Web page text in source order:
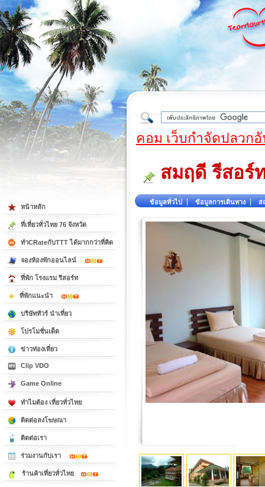
ต้
คอม เว็บกำจัดปลวก
สมฤดี รีสอร์
ข้อมูลทั่วไป ข้อมูลการเดินทาง ส
หน้าหลัก
ที่เที่ยวทั่วไทย 76 จังหวัด
ทำCRateกับTTT ได้มากกว่าที่คิด
จองห้องพักออนไลน์
ที่พัก โรงแรม รีสอร์ท
ที่พักแนะนำ
บริษัททัวร์ นำเที่ยว
โปรโมชั่นเด็ด
ข่าวท่องเที่ยว
Clip VDO
Game Online
ทำไมต้อง เที่ยวทั่วไทย
ติดต่อลงโฆษณา
ติดต่อเรา
ร่วมงานกับเรา
ร้านค้าเที่ยวทั่วไทย